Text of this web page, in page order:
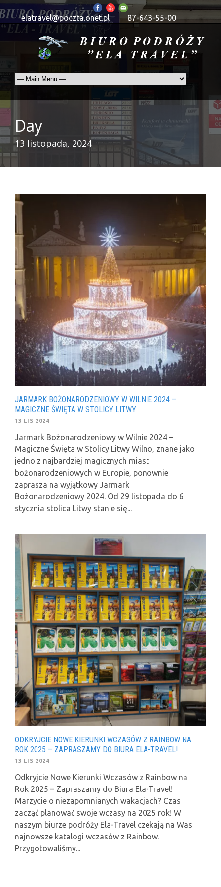
elatravel@poczta.onet.pl 87-643-55-00
Day
13 listopada, 2024
JARMARK BOŻONARODZENIOWY W WILNIE 2024 –
MAGICZNE ŚWIĘTA W STOLICY LITWY
13 LIS 2024
Jarmark Bożonarodzeniowy w Wilnie 2024 –
Magiczne Święta w Stolicy Litwy Wilno, znane jako
jedno z najbardziej magicznych miast
bożonarodzeniowych w Europie, ponownie
zaprasza na wyjątkowy Jarmark
Bożonarodzeniowy 2024. Od 29 listopada do 6
stycznia stolica Litwy stanie się...
ODKRYJCIE NOWE KIERUNKI WCZASÓW Z RAINBOW NA
ROK 2025 – ZAPRASZAMY DO BIURA ELA-TRAVEL!
13 LIS 2024
Odkryjcie Nowe Kierunki Wczasów z Rainbow na
Rok 2025 – Zapraszamy do Biura Ela-Travel!
Marzycie o niezapomnianych wakacjach? Czas
zacząć planować swoje wczasy na 2025 rok! W
naszym biurze podróży Ela-Travel czekają na Was
najnowsze katalogi wczasów z Rainbow.
Przygotowaliśmy...